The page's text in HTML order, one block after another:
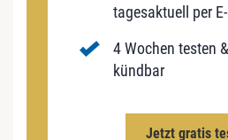
tagesaktuell per
4 Wochen testen
kündbar
Jetzt gratis